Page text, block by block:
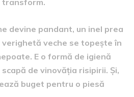
devine pandant, un inel prea
veche se topește în
E o formă de igienă
de vinovăția risipirii. Și,
buget pentru o piesă